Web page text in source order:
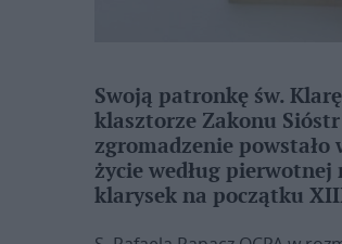
Swoją patronkę św.
klasztorze Zakonu
zgromadzenie
życie według pierwotnej
klarysek na początku